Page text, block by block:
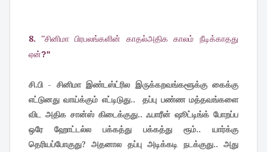
8. ''சினிமா பிரபலங்களின் காதல்அதிக காலம்
நீடிக்காதது
ஏன்?''
சி.பி - சினிமா இண்டஸ்ட்ரில இருக்கறவங்களூக்கு கைக்கு
எட்டுனது வாய்க்கும் எட்டிடுது.. தப்பு பண்ண மத்தவங்களை
விட அதிக சான்ஸ் கிடைக்குது.. ஃபாரீன் ஷூட்டிங்க் போறப்ப
ஒரே ஹோட்டல்ல பக்கத்து பக்கத்து ரூம்.. யார்க்கு
தெரியப்போகுது? அதனால தப்பு அடிக்கடி நடக்குது.. அது